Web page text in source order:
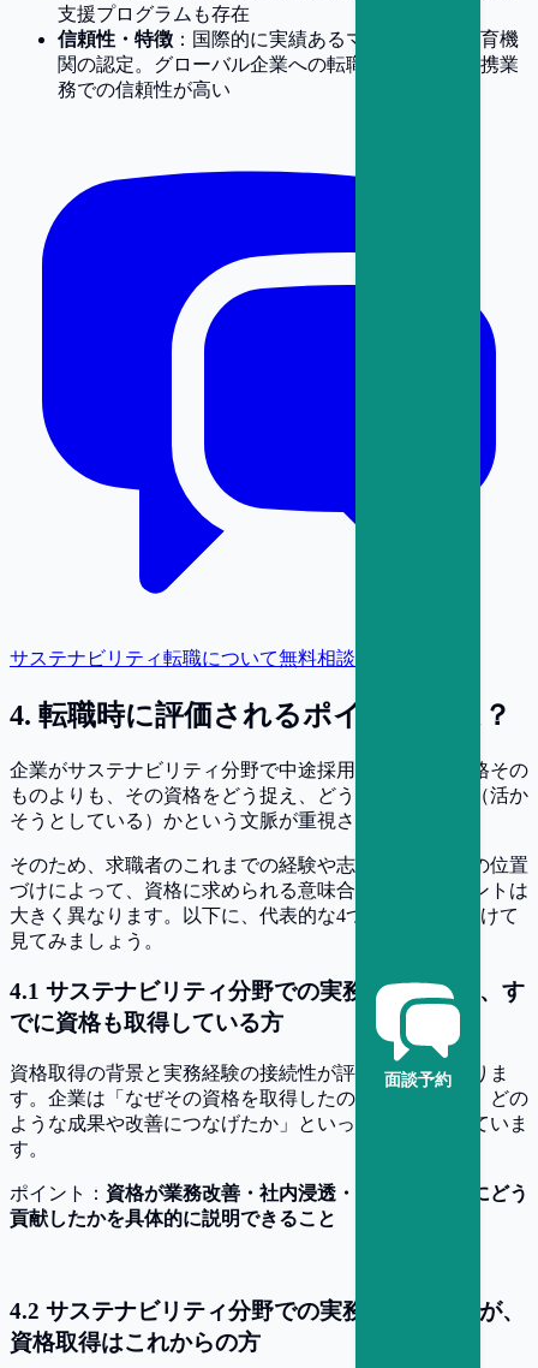
面談予約
支援プログラムも存在
信頼性・特徴 ：国際的に実績あるマネジメント教育機
関の認定。グローバル企業への転職や海外との連携業
務での信頼性が高い
サステナビリティ転職について無料相談
4. 転職時に評価されるポイントとは？
企業がサステナビリティ分野で中途採用を行う際、資格その
ものよりも、その資格をどう捉え、どう活かしてきた（活か
そうとしている）かという文脈が重視されます。
そのため、求職者のこれまでの経験や志向、キャリアの位置
づけによって、資格に求められる意味合いや評価ポイントは
大きく異なります。以下に、代表的な4つのケースに分けて
見てみましょう。
4.1 サステナビリティ分野での実務経験があり、す
でに資格も取得している方
資格取得の背景と実務経験の接続性が評価の中心となりま
す。企業は「なぜその資格を取得したのか」「取得後、どの
ような成果や改善につなげたか」といった点を重視していま
す。
ポイント： 資格が業務改善・社内浸透・開示対応などにどう
貢献したかを具体的に説明できること
4.2 サステナビリティ分野での実務経験はあるが、
資格取得はこれからの方